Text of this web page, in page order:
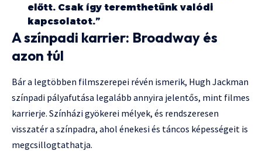
előtt. Csak így teremthetünk valódi
kapcsolatot.”
A színpadi karrier: Broadway és
azon túl
Bár a legtöbben filmszerepei révén ismerik, Hugh Jackman
színpadi pályafutása legalább annyira jelentős, mint filmes
karrierje. Színházi gyökerei mélyek, és rendszeresen
visszatér a színpadra, ahol énekesi és táncos képességeit is
megcsillogtathatja.